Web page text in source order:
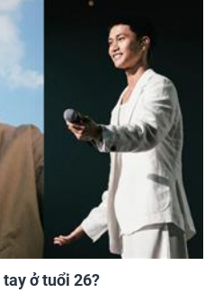
ở tuổi 26?